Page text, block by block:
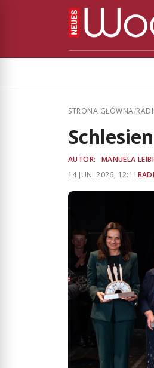
STRONA GŁÓWNA/
AUTOR:
MANUELA
14 JUNI 2026, 12:11